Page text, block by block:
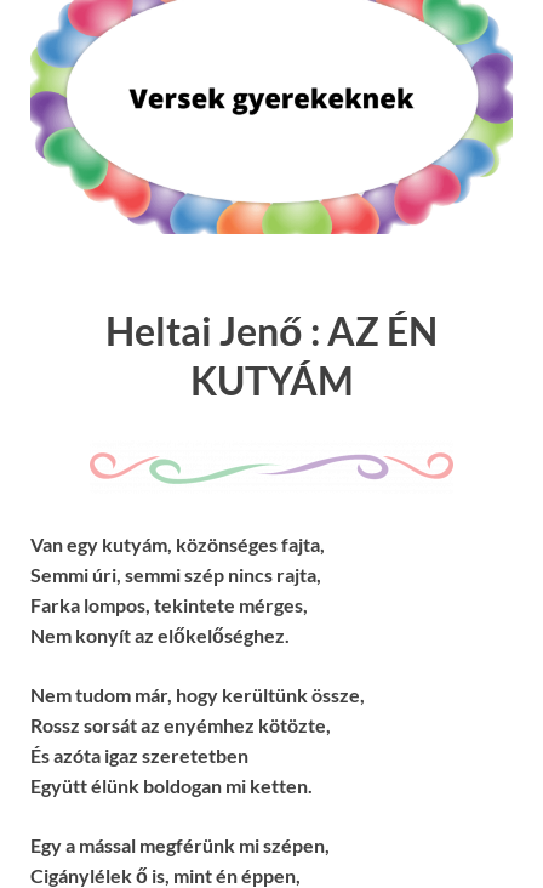
Heltai Jenő : AZ ÉN
KUTYÁM
Van egy kutyám, közönséges fajta,
Semmi úri, semmi szép nincs rajta,
Farka lompos, tekintete mérges,
Nem konyít az előkelőséghez.
Nem tudom már, hogy kerültünk össze,
Rossz sorsát az enyémhez kötözte,
És azóta igaz szeretetben
Együtt élünk boldogan mi ketten.
Egy a mással megférünk mi szépen,
Cigánylélek ő is, mint én éppen,